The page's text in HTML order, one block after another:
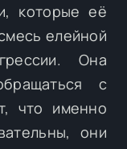
которые её
елейной
Она
с
что именно
они